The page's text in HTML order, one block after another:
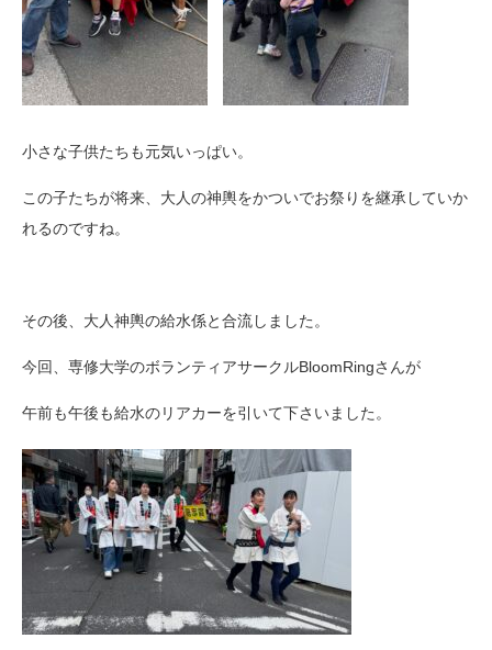
小さな子供たちも元気いっぱい。
この子たちが将来、大人の神輿をかついでお祭りを継承していか
れるのですね。
その後、大人神輿の給水係と合流しました。
今回、専修大学のボランティアサークルBloomRingさんが
午前も午後も給水のリアカーを引いて下さいました。